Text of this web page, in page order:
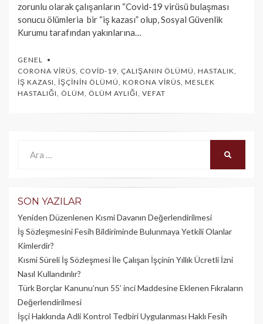
zorunlu olarak çalışanların “Covid-19 virüsü bulaşması
sonucu ölümleria bir “iş kazası” olup, Sosyal Güvenlik
Kurumu tarafından yakınlarına…
GENEL
CORONA VIRÜS, COVID-19, ÇALIŞANIN ÖLÜMÜ, HASTALIK,
İŞ KAZASI, İŞÇININ ÖLÜMÜ, KORONA VIRÜS, MESLEK
HASTALIĞI, ÖLÜM, ÖLÜM AYLIĞI, VEFAT
SON YAZILAR
Yeniden Düzenlenen Kısmi Davanın Değerlendirilmesi
İş Sözleşmesini Fesih Bildiriminde Bulunmaya Yetkili Olanlar
Kimlerdir?
Kısmi Süreli İş Sözleşmesi İle Çalışan İşçinin Yıllık Üc­retli İzni
Nasıl Kullandırılır?
Türk Borçlar Kanunu’nun 55’ inci Maddesine Eklenen Fıkraların
Değerlendirilmesi
İşçi Hakkında Adli Kontrol Tedbiri Uygulanması Haklı Fesih